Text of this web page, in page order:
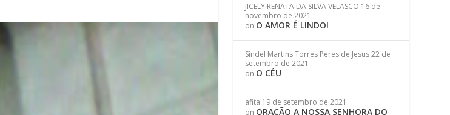
JICELY RENATA DA SILVA VELASCO 16 de
novembro de 2021
on O AMOR É LINDO!
Síndel Martins Torres Peres de Jesus22 de
setembro de 2021
on O CÉU
afita 19 de setembro de 2021
on ORAÇÃO A NOSSA SENHORA DO